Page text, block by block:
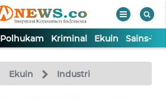
Polhukam Kriminal Ekuin Sains-
Ekuin Industri